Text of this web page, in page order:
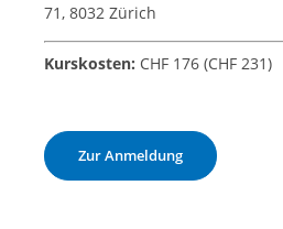
71, 8032 Zürich
Kurskosten: CHF 176 (CHF 231)
Zur Anmeldung